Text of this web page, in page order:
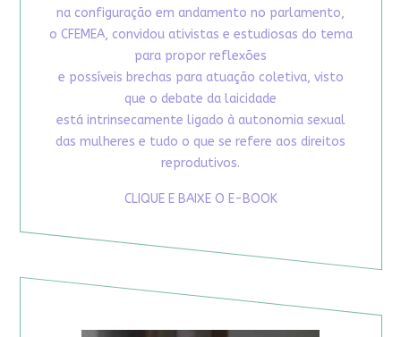
na configuração em andamento no parlamento,
o CFEMEA, convidou ativistas e estudiosas do tema
para propor reflexões
e possíveis brechas para atuação coletiva, visto
que o debate da laicidade
está intrinsecamente ligado à autonomia sexual
das mulheres e tudo o que se refere aos direitos
reprodutivos.
CLIQUE E BAIXE O E-BOOK